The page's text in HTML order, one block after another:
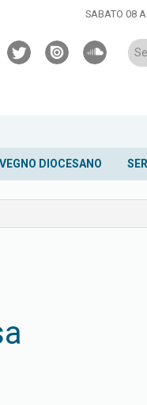
SABATO 08
twitterissuu
DIOCESANO